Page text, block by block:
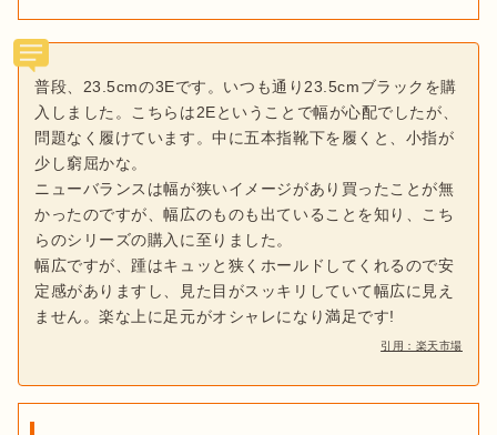
普段、23.5cmの3Eです。いつも通り23.5cmブラックを購
入しました。こちらは2Eということで幅が心配でしたが、
問題なく履けています。中に五本指靴下を履くと、小指が
少し窮屈かな。
ニューバランスは幅が狭いイメージがあり買ったことが無
かったのですが、幅広のものも出ていることを知り、こち
らのシリーズの購入に至りました。
幅広ですが、踵はキュッと狭くホールドしてくれるので安
定感がありますし、見た目がスッキリしていて幅広に見え
ません。楽な上に足元がオシャレになり満足です!
引用：楽天市場